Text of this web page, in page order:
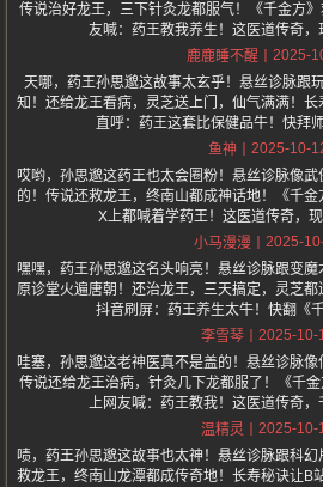
传说治好龙王，三下针灸龙都服气！《千金方
友喊：药王教我养生！这医道传奇，
鹿鹿睡不醒
2025-
天哪，药王孙思邈这故事太玄乎！悬丝诊脉跟
知！还给龙王看病，灵芝送上门，仙气满满！
直呼：药王这套比保健品牛！快拜
鱼神
2025-10-
哎哟，孙思邈这药王也太会圈粉！悬丝诊脉像
的！传说还救龙王，终南山都成神话地！《千金
X上都喊着学药王！这医道传奇，现
小马漫漫
2025-
嘿嘿，药王孙思邈这名头响亮！悬丝诊脉跟变
原诊堂火遍唐朝！还治龙王，三天搞定，灵芝都
抖音刷屏：药王养生太牛！快翻《
李雪琴
2025-10-
哇塞，孙思邈这老神医真不是盖的！悬丝诊脉像
传说还给龙王治病，针灸几下龙都服了！《千
上网友喊：药王教我！这医道传奇，
温精灵
2025-10-
啧，药王孙思邈这故事也太神！悬丝诊脉跟科
救龙王，终南山龙潭都成传奇地！长寿秘诀让B